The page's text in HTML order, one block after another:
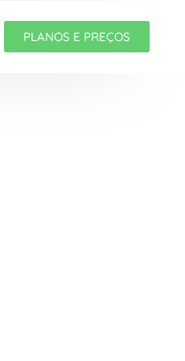
PLANOS E PREÇOS